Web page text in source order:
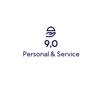
9,0
Personal & Service